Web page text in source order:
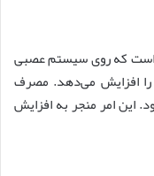
است که روی سیستم عصبی
را افزایش می‌دهد. مصرف
این امر منجر به افزایش